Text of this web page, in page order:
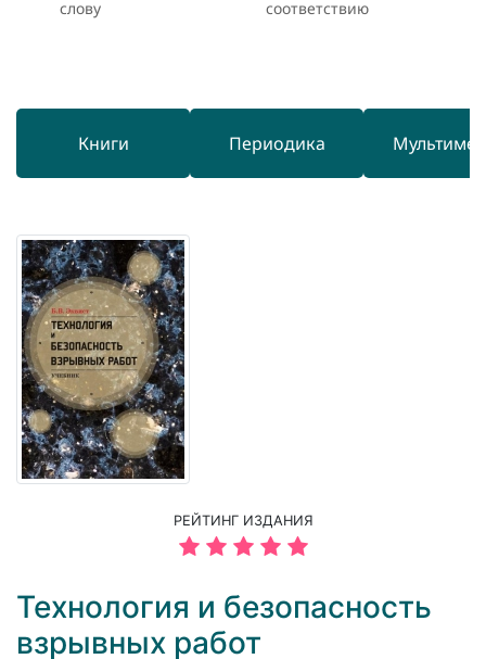
слову
соответствию
Книги Периодика
РЕЙТИНГ ИЗДАНИЯ
Технология и безопасность
взрывных работ